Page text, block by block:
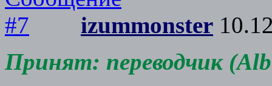
izummonster
Принят: переводчик